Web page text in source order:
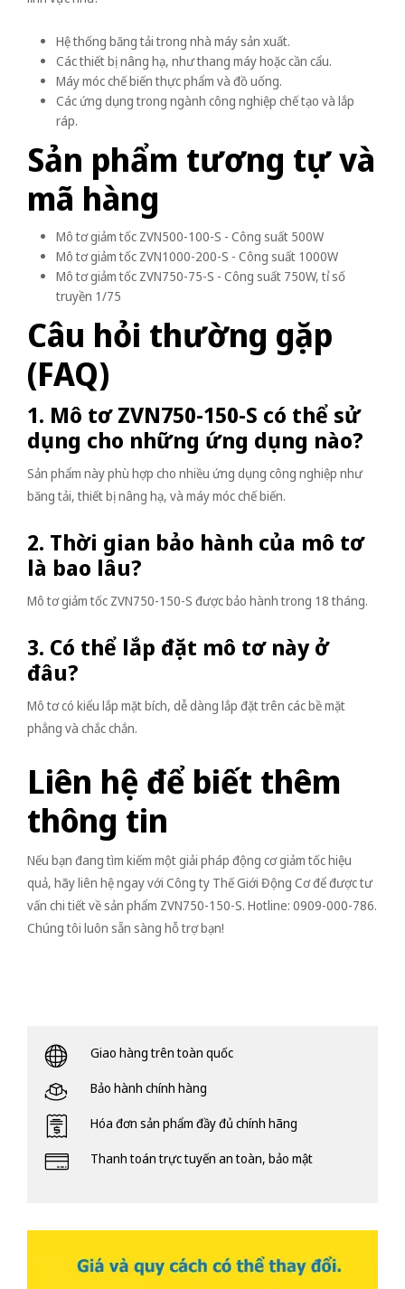
Hệ thống băng tải trong nhà máy sản xuất.
Các thiết bị nâng hạ, như thang máy hoặc cần cẩu.
Máy móc chế biến thực phẩm và đồ uống.
Các ứng dụng trong ngành công nghiệp chế tạo và lắp
ráp.
Sản phẩm tương tự và
mã hàng
Mô tơ giảm tốc ZVN500-100-S - Công suất 500W
Mô tơ giảm tốc ZVN1000-200-S - Công suất 1000W
Mô tơ giảm tốc ZVN750-75-S - Công suất 750W, tỉ số
truyền 1/75
Câu hỏi thường gặp
(FAQ)
1. Mô tơ ZVN750-150-S có thể sử
dụng cho những ứng dụng nào?
Sản phẩm này phù hợp cho nhiều ứng dụng công nghiệp như
băng tải, thiết bị nâng hạ, và máy móc chế biến.
2. Thời gian bảo hành của mô tơ
là bao lâu?
Mô tơ giảm tốc ZVN750-150-S được bảo hành trong 18 tháng.
3. Có thể lắp đặt mô tơ này ở
đâu?
Mô tơ có kiểu lắp mặt bích, dễ dàng lắp đặt trên các bề mặt
phẳng và chắc chắn.
Liên hệ để biết thêm
thông tin
Nếu bạn đang tìm kiếm một giải pháp động cơ giảm tốc hiệu
quả, hãy liên hệ ngay với Công ty Thế Giới Động Cơ để được tư
vấn chi tiết về sản phẩm ZVN750-150-S. Hotline: 0909-000-786.
Chúng tôi luôn sẵn sàng hỗ trợ bạn!
Giao hàng trên toàn quốc
Bảo hành chính hàng
Hóa đơn sản phẩm đầy đủ chính hãng
Thanh toán trực tuyến an toàn, bảo mật